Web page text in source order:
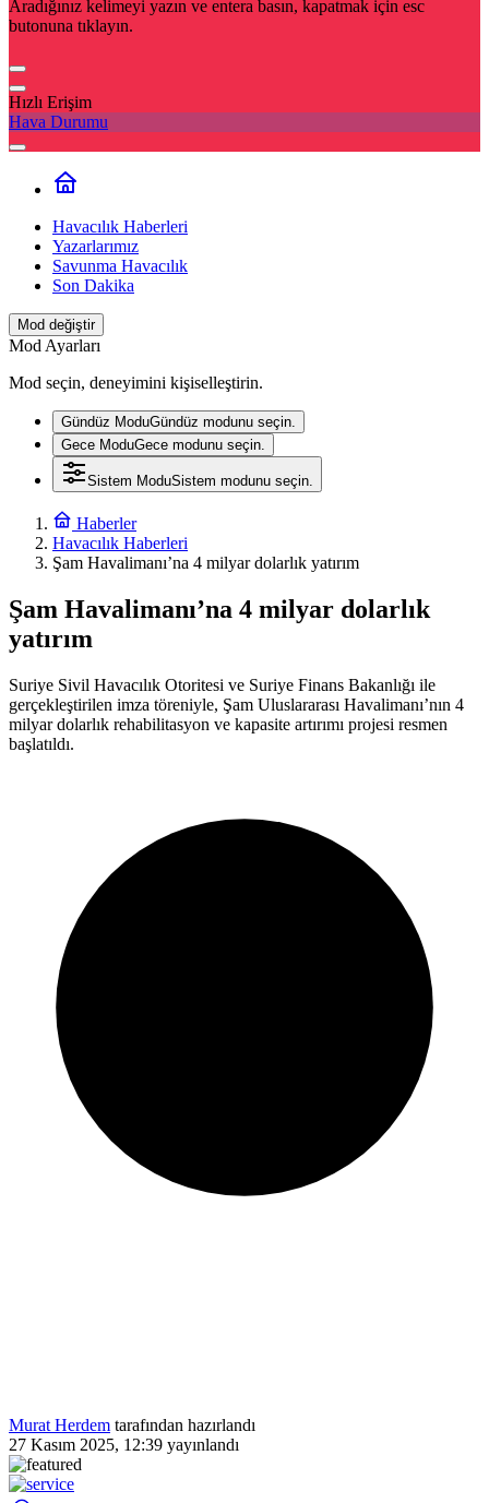
Aradığınız kelimeyi yazın ve entera basın, kapatmak için esc
butonuna tıklayın.
Hızlı Erişim
Hava Durumu
Havacılık Haberleri
Yazarlarımız
Savunma Havacılık
Son Dakika
Mod değiştir
Mod Ayarları
Mod seçin, deneyimini kişiselleştirin.
Gündüz ModuGündüz modunu seçin.
Gece ModuGece modunu seçin.
Sistem ModuSistem modunu seçin.
Haberler
Havacılık Haberleri
Şam Havalimanı’na 4 milyar dolarlık yatırım
Şam Havalimanı’na 4 milyar dolarlık
yatırım
Suriye Sivil Havacılık Otoritesi ve Suriye Finans Bakanlığı ile
gerçekleştirilen imza töreniyle, Şam Uluslararası Havalimanı’nın 4
milyar dolarlık rehabilitasyon ve kapasite artırımı projesi resmen
başlatıldı.
Murat Herdem tarafından hazırlandı
27 Kasım 2025, 12:39 yayınlandı